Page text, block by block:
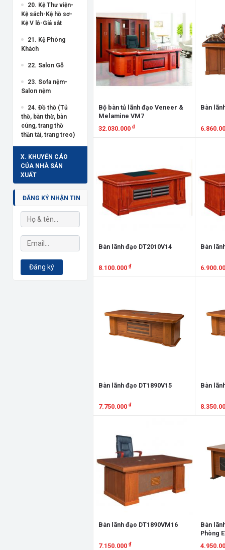
20. Kệ Thư viện-
Kệ sách-Kệ hồ sơ-
Kệ V lỗ-Giá sắt
21. Kệ Phòng
Khách
22. Salon Gỗ
23. Sofa nệm-
Salon nệm
24. Đồ thờ (Tủ
thờ, bàn thờ, bàn
cúng, trang thờ
thần tài, trang treo)
X. KHUYẾN CÁO
CỦA NHÀ SẢN
XUẤT
ĐĂNG KÝ NHẬN TIN
Đăng ký
Bộ bàn tủ lãnh đạo Veneer &
Melamine VM7
32.030.000 ₫
Bàn
Bàn lãnh đạo DT2010V14
8.100.000 ₫
Bàn
Bàn lãnh đạo DT1890V15
7.750.000 ₫
Bàn
Bàn lãnh đạo DT1890VM16
7.150.000 ₫
Bàn
Phòng